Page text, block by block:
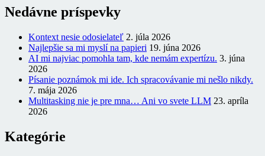
Nedávne príspevky
Kontext nesie odosielateľ 2. júla 2026
Najlepšie sa mi myslí na papieri 19. júna 2026
AI mi najviac pomohla tam, kde nemám expertízu. 3. júna
2026
Písanie poznámok mi ide. Ich spracovávanie mi nešlo nikdy.
7. mája 2026
Multitasking nie je pre mna… Ani vo svete LLM 23. apríla
2026
Kategórie